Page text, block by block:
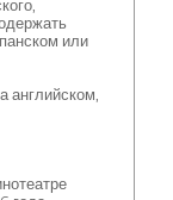
или
английском,